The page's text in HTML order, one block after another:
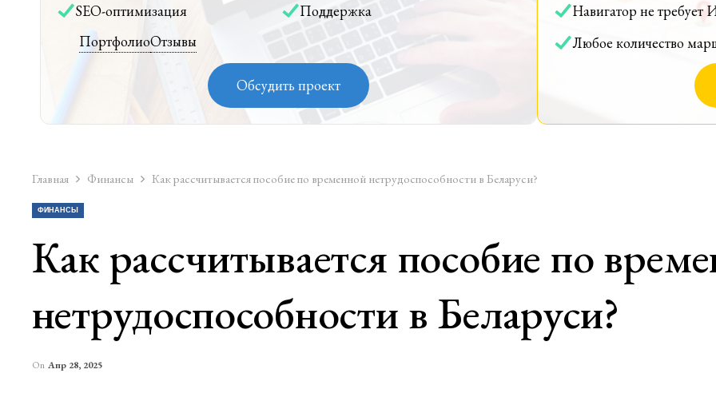
SEO-оптимизация
Поддержка
ПортфолиоОтзывы
Обсудить проект
Навигатор не требует
Любое количество
Главная Финансы Как рассчитывается пособие по временной нетрудоспособности в Беларуси?
ФИНАНСЫ
Как рассчитывается пособие по
нетрудоспособности в Беларуси?
On Апр 28, 2025